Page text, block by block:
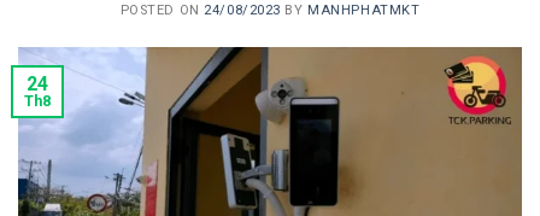
POSTED ON 24/08/2023 BY MANHPHATMKT
24
Th8